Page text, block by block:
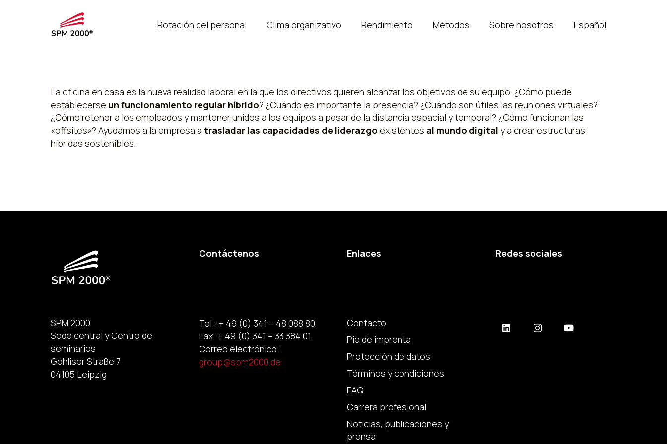
Rotación del personal Clima organizativo Rendimiento Métodos Sobre nosotros Español
La oficina en casa es la nueva realidad laboral en la que los directivos quieren alcanzar los objetivos de su equipo. ¿Cómo puede
establecerse un funcionamiento regular híbrido? ¿Cuándo es importante la presencia? ¿Cuándo son útiles las reuniones virtuales?
¿Cómo retener a los empleados y mantener unidos a los equipos a pesar de la distancia espacial y temporal? ¿Cómo funcionan las
«offsites»? Ayudamos a la empresa a trasladar las capacidades de liderazgo existentes al mundo digital y a crear estructuras
híbridas sostenibles.
SPM 2000
Sede central y Centro de
seminarios
Gohliser Straße 7
04105 Leipzig
Contáctenos
Tel.: + 49 (0) 341 – 48 088 80
Fax: + 49 (0) 341 – 33 384 01
Correo electrónico:
group@spm2000.de
Enlaces
Contacto
Pie de imprenta
Protección de datos
Términos y condiciones
FAQ
Carrera profesional
Noticias, publicaciones y
prensa
Redes sociales